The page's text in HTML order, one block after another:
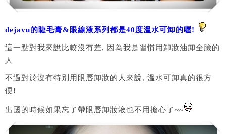
dejavu的睫毛膏&眼線液系列都是40度溫水可卸的喔!
這一點對我來說比較沒有差, 因為我是習慣用卸妝油卸全臉的
人
不過對於沒有特別用眼唇卸妝的人來說, 溫水可卸真的很方
便!
出國的時候如果忘了帶眼唇卸妝液也不用擔心了~~